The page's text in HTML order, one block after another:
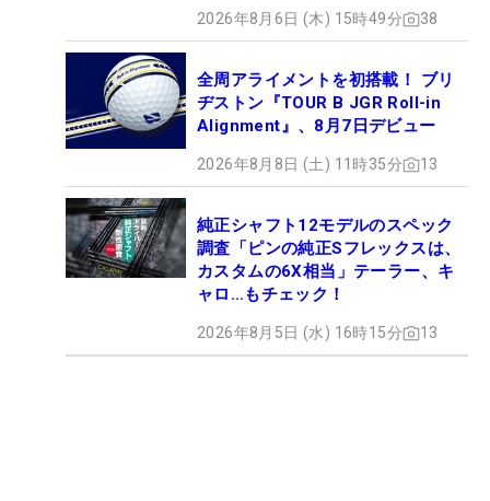
2026年8月6日 (木) 15時49分 38
全周アライメントを初搭載！ ブリ
ヂストン『TOUR B JGR Roll-in
Alignment』、8月7日デビュー
2026年8月8日 (土) 11時35分 13
純正シャフト12モデルのスペック
調査「ピンの純正Sフレックスは、
カスタムの6X相当」テーラー、キ
ャロ…もチェック！
2026年8月5日 (水) 16時15分 13